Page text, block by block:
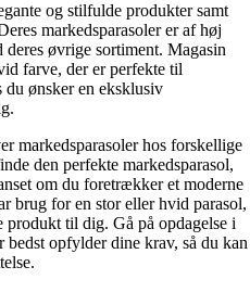
og stilfulde produkter samt
markedsparasoler er af høj
øvrige sortiment. Magasin
farve, der er perfekte til
du ønsker en eksklusiv
markedsparasoler hos forskellige
den perfekte markedsparasol,
om du foretrækker et moderne
brug for en stor eller hvid parasol,
produkt til dig. Gå på opdagelse i
opfylder dine krav, så du kan